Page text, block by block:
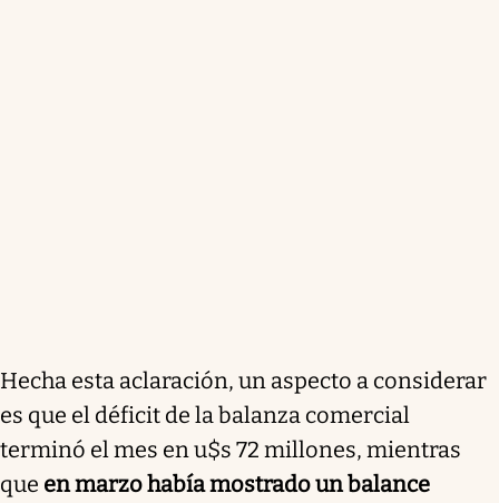
Hecha esta aclaración, un aspecto a considerar
es que el déficit de la balanza comercial
terminó el mes en u$s 72 millones, mientras
que en marzo había mostrado un balance